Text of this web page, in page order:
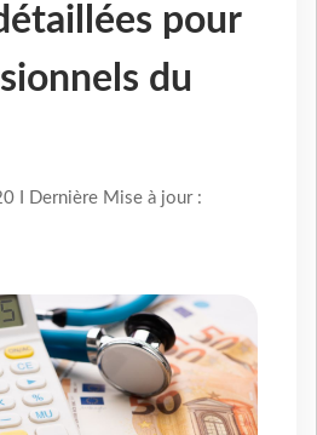
pour
du
I Dernière Mise à jour :